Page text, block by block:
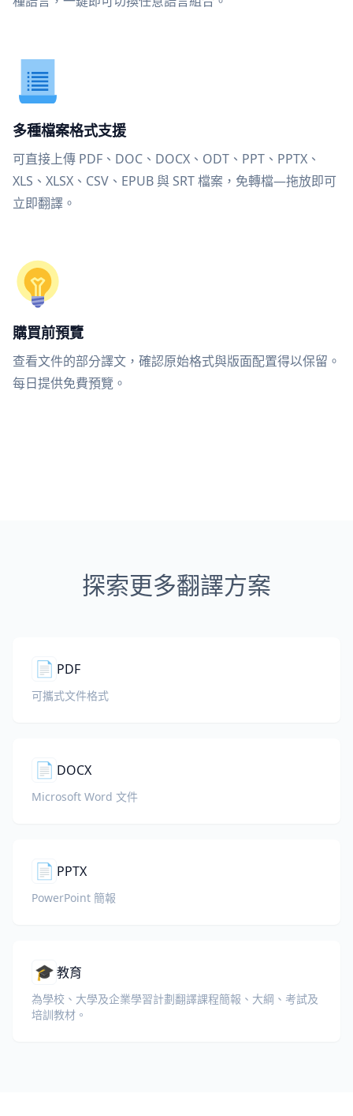
多種檔案格式支援
可直接上傳 PDF、DOC、DOCX、ODT、PPT、PPTX、
XLS、XLSX、CSV、EPUB 與 SRT 檔案，免轉檔—拖放即可
立即翻譯。
購買前預覽
查看文件的部分譯文，確認原始格式與版面配置得以保留。
每日提供免費預覽。
探索更多翻譯方案
📄 PDF
可攜式文件格式
📄 DOCX
Microsoft Word 文件
📄 PPTX
PowerPoint 簡報
🎓教育
為學校、大學及企業學習計劃翻譯課程簡報、大綱、考試及
培訓教材。